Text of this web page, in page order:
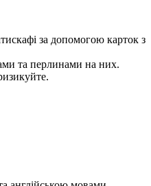
за допомогою карток з
та перлинами на них.